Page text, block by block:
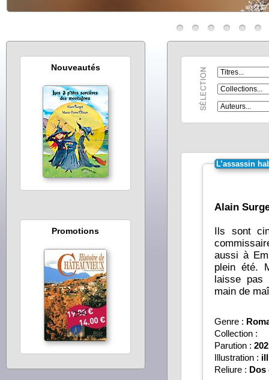
L’assassin
Alain
Ils sont
aussi à
plein été.
laisse
main de
Genre :
Collection :
Parution :
Illustration :
Reliure : Dos
Nouveautés
Promotions